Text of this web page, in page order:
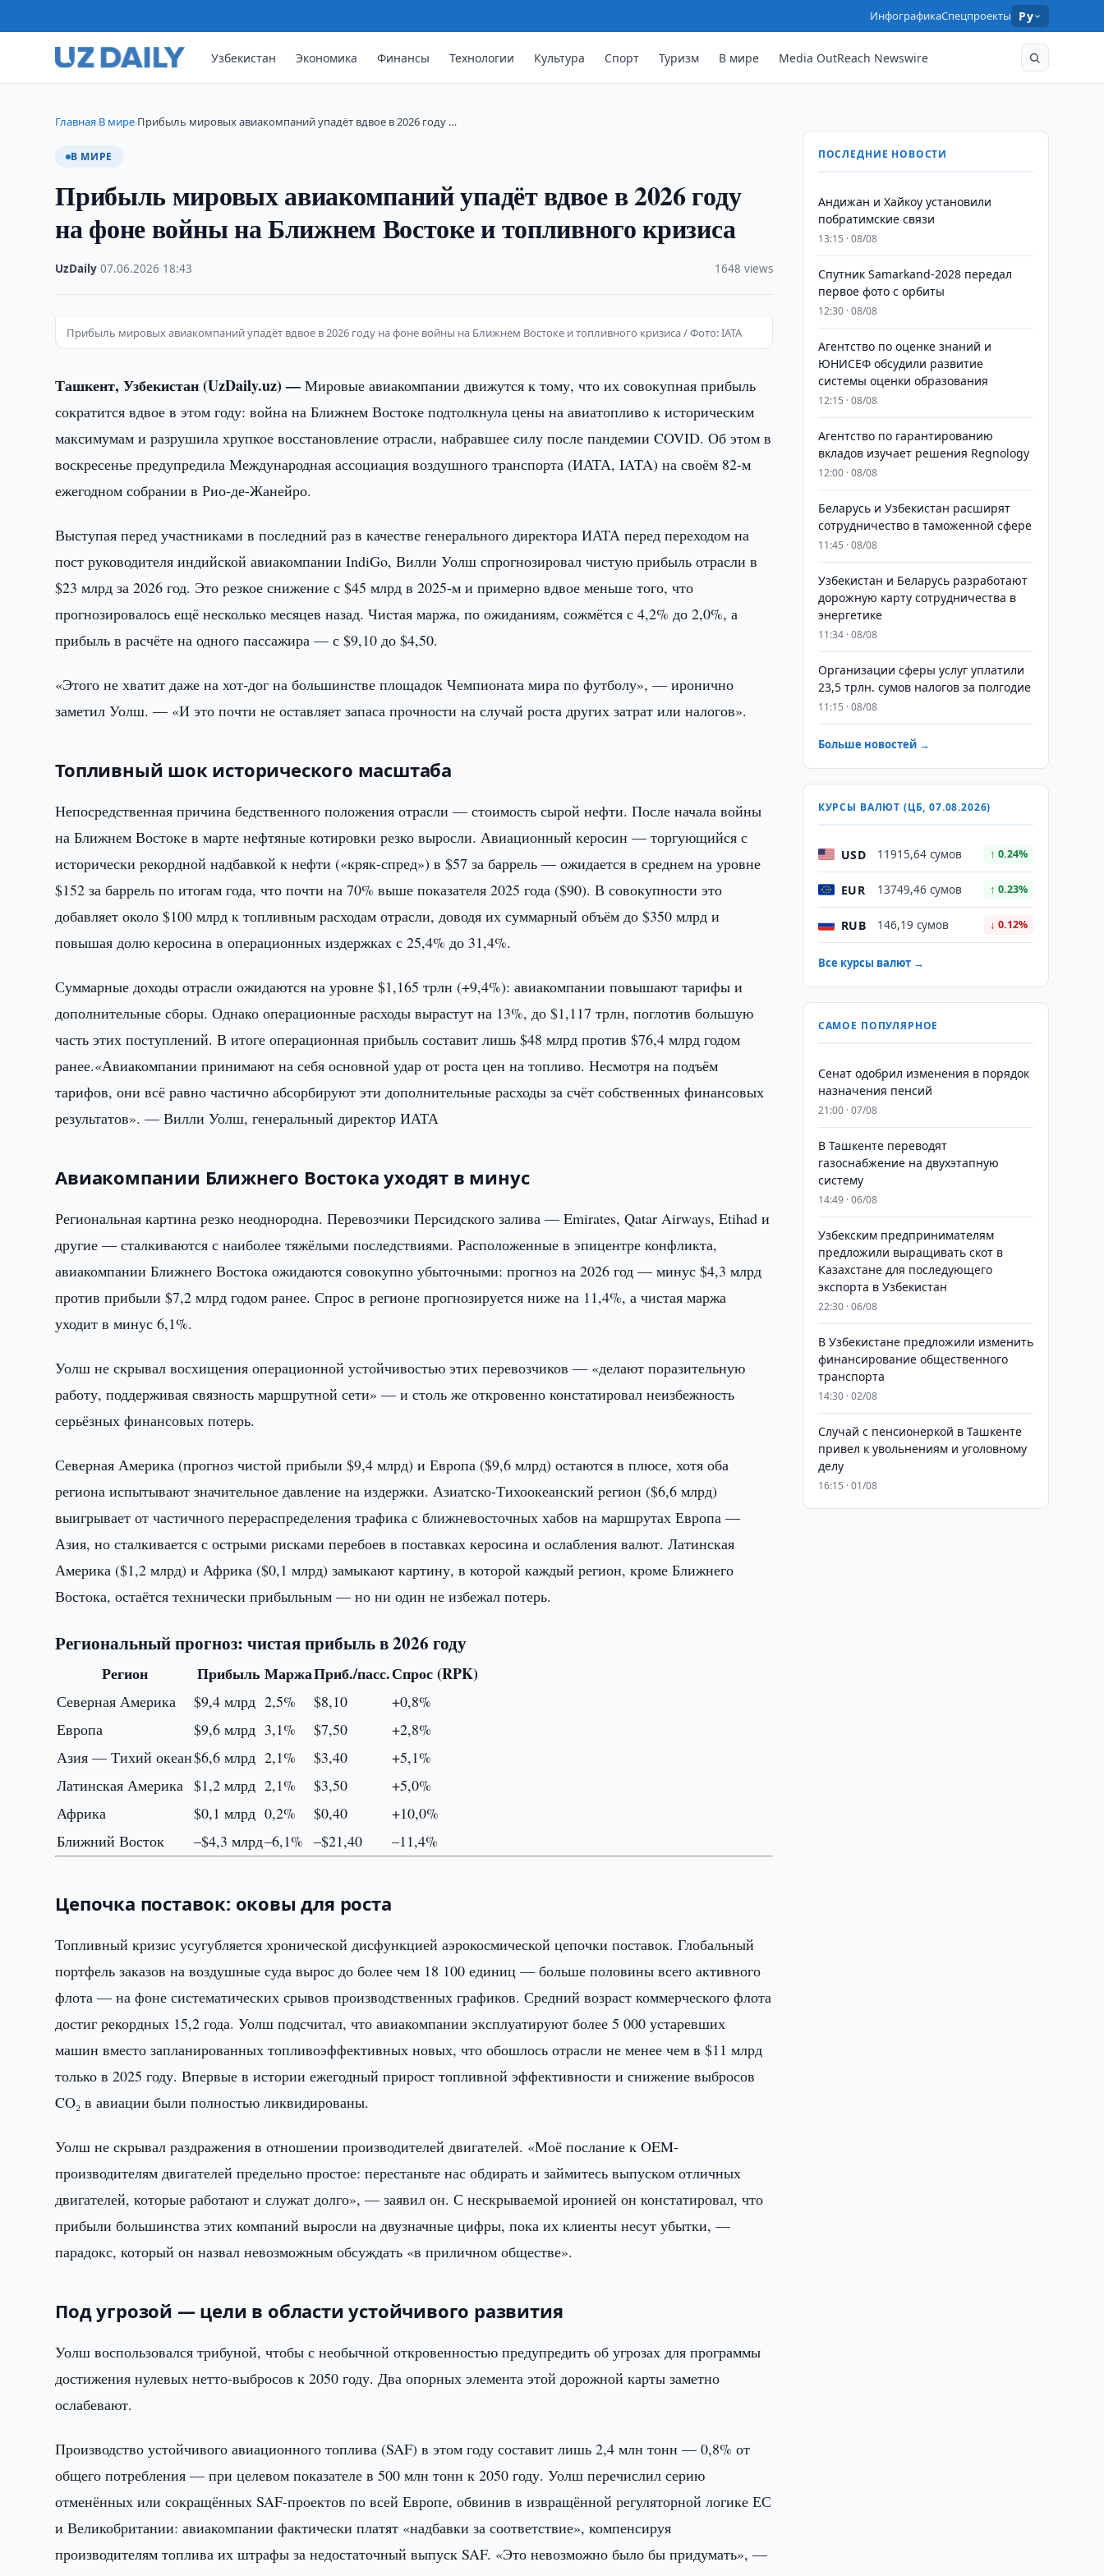
ИнфографикаСпецпроекты Ру
Узбекистан Экономика Финансы Технологии Культура Спорт Туризм В мире Media OutReach Newswire
Главная›В мире›Прибыль мировых авиакомпаний упадёт вдвое в 2026 году …
В МИРЕ
Прибыль мировых авиакомпаний упадёт вдвое в 2026 году
на фоне войны на Ближнем Востоке и топливного кризиса
UzDaily ·07.06.2026 18:43 1648 views
Прибыль мировых авиакомпаний упадёт вдвое в 2026 году на фоне войны на Ближнем Востоке и топливного кризиса / Фото: IATA
Ташкент, Узбекистан (UzDaily.uz) —Мировые авиакомпании движутся к тому, что их совокупная прибыль
сократится вдвое в этом году: война на Ближнем Востоке подтолкнула цены на авиатопливо к историческим
максимумам и разрушила хрупкое восстановление отрасли, набравшее силу после пандемии COVID. Об этом в
воскресенье предупредила Международная ассоциация воздушного транспорта (ИАТА, IATA) на своём 82-м
ежегодном собрании в Рио-де-Жанейро.
Выступая перед участниками в последний раз в качестве генерального директора ИАТА перед переходом на
пост руководителя индийской авиакомпании IndiGo, Вилли Уолш спрогнозировал чистую прибыль отрасли в
$23 млрд за 2026 год. Это резкое снижение с $45 млрд в 2025-м и примерно вдвое меньше того, что
прогнозировалось ещё несколько месяцев назад. Чистая маржа, по ожиданиям, сожмётся с 4,2% до 2,0%, а
прибыль в расчёте на одного пассажира — с $9,10 до $4,50.
«Этого не хватит даже на хот-дог на большинстве площадок Чемпионата мира по футболу», — иронично
заметил Уолш. — «И это почти не оставляет запаса прочности на случай роста других затрат или налогов».
Топливный шок исторического масштаба
Непосредственная причина бедственного положения отрасли — стоимость сырой нефти. После начала войны
на Ближнем Востоке в марте нефтяные котировки резко выросли. Авиационный керосин — торгующийся с
исторически рекордной надбавкой к нефти («кряк-спред») в $57 за баррель — ожидается в среднем на уровне
$152 за баррель по итогам года, что почти на 70% выше показателя 2025 года ($90). В совокупности это
добавляет около $100 млрд к топливным расходам отрасли, доводя их суммарный объём до $350 млрд и
повышая долю керосина в операционных издержках с 25,4% до 31,4%.
Суммарные доходы отрасли ожидаются на уровне $1,165 трлн (+9,4%): авиакомпании повышают тарифы и
дополнительные сборы. Однако операционные расходы вырастут на 13%, до $1,117 трлн, поглотив большую
часть этих поступлений. В итоге операционная прибыль составит лишь $48 млрд против $76,4 млрд годом
ранее.«Авиакомпании принимают на себя основной удар от роста цен на топливо. Несмотря на подъём
тарифов, они всё равно частично абсорбируют эти дополнительные расходы за счёт собственных финансовых
результатов». — Вилли Уолш, генеральный директор ИАТА
Авиакомпании Ближнего Востока уходят в минус
Региональная картина резко неоднородна. Перевозчики Персидского залива — Emirates, Qatar Airways, Etihad и
другие — сталкиваются с наиболее тяжёлыми последствиями. Расположенные в эпицентре конфликта,
авиакомпании Ближнего Востока ожидаются совокупно убыточными: прогноз на 2026 год — минус $4,3 млрд
против прибыли $7,2 млрд годом ранее. Спрос в регионе прогнозируется ниже на 11,4%, а чистая маржа
уходит в минус 6,1%.
Уолш не скрывал восхищения операционной устойчивостью этих перевозчиков — «делают поразительную
работу, поддерживая связность маршрутной сети» — и столь же откровенно констатировал неизбежность
серьёзных финансовых потерь.
Северная Америка (прогноз чистой прибыли $9,4 млрд) и Европа ($9,6 млрд) остаются в плюсе, хотя оба
региона испытывают значительное давление на издержки. Азиатско-Тихоокеанский регион ($6,6 млрд)
выигрывает от частичного перераспределения трафика с ближневосточных хабов на маршрутах Европа —
Азия, но сталкивается с острыми рисками перебоев в поставках керосина и ослабления валют. Латинская
Америка ($1,2 млрд) и Африка ($0,1 млрд) замыкают картину, в которой каждый регион, кроме Ближнего
Востока, остаётся технически прибыльным — но ни один не избежал потерь.
Региональный прогноз: чистая прибыль в 2026 году
Регион Прибыль МаржаПриб./пасс.Спрос (RPK)
Северная Америка $9,4 млрд 2,5% $8,10
+0,8%
Европа
$9,6 млрд 3,1% $7,50
+2,8%
Азия — Тихий океан$6,6 млрд 2,1% $3,40
+5,1%
Латинская Америка $1,2 млрд 2,1% $3,50
+5,0%
Африка
$0,1 млрд 0,2% $0,40
+10,0%
Ближний Восток
–$4,3 млрд–6,1% –$21,40 –11,4%
Цепочка поставок: оковы для роста
Топливный кризис усугубляется хронической дисфункцией аэрокосмической цепочки поставок. Глобальный
портфель заказов на воздушные суда вырос до более чем 18 100 единиц — больше половины всего активного
флота — на фоне систематических срывов производственных графиков. Средний возраст коммерческого флота
достиг рекордных 15,2 года. Уолш подсчитал, что авиакомпании эксплуатируют более 5 000 устаревших
машин вместо запланированных топливоэффективных новых, что обошлось отрасли не менее чем в $11 млрд
только в 2025 году. Впервые в истории ежегодный прирост топливной эффективности и снижение выбросов
CO₂ в авиации были полностью ликвидированы.
Уолш не скрывал раздражения в отношении производителей двигателей. «Моё послание к OEM-
производителям двигателей предельно простое: перестаньте нас обдирать и займитесь выпуском отличных
двигателей, которые работают и служат долго», — заявил он. С нескрываемой иронией он констатировал, что
прибыли большинства этих компаний выросли на двузначные цифры, пока их клиенты несут убытки, —
парадокс, который он назвал невозможным обсуждать «в приличном обществе».
Под угрозой — цели в области устойчивого развития
Уолш воспользовался трибуной, чтобы с необычной откровенностью предупредить об угрозах для программы
достижения нулевых нетто-выбросов к 2050 году. Два опорных элемента этой дорожной карты заметно
ослабевают.
Производство устойчивого авиационного топлива (SAF) в этом году составит лишь 2,4 млн тонн — 0,8% от
общего потребления — при целевом показателе в 500 млн тонн к 2050 году. Уолш перечислил серию
отменённых или сокращённых SAF-проектов по всей Европе, обвинив в извращённой регуляторной логике ЕС
и Великобритании: авиакомпании фактически платят «надбавки за соответствие», компенсируя
производителям топлива их штрафы за недостаточный выпуск SAF. «Это невозможно было бы придумать», —
ПОСЛЕДНИЕ НОВОСТИ
Андижан и Хайкоу установили
побратимские связи
13:15 · 08/08
Спутник Samarkand-2028 передал
первое фото с орбиты
12:30 · 08/08
Агентство по оценке знаний и
ЮНИСЕФ обсудили развитие
системы оценки образования
12:15 · 08/08
Агентство по гарантированию
вкладов изучает решения Regnology
12:00 · 08/08
Беларусь и Узбекистан расширят
сотрудничество в таможенной сфере
11:45 · 08/08
Узбекистан и Беларусь разработают
дорожную карту сотрудничества в
энергетике
11:34 · 08/08
Организации сферы услуг уплатили
23,5 трлн. сумов налогов за полгодие
11:15 · 08/08
Больше новостей →
КУРСЫ ВАЛЮТ (ЦБ, 07.08.2026)
USD 11915,64 сумов ↑ 0.24%
EUR 13749,46 сумов ↑ 0.23%
RUB 146,19 сумов ↓ 0.12%
Все курсы валют →
САМОЕ ПОПУЛЯРНОЕ
Сенат одобрил изменения в порядок
назначения пенсий
21:00 · 07/08
В Ташкенте переводят
газоснабжение на двухэтапную
систему
14:49 · 06/08
Узбекским предпринимателям
предложили выращивать скот в
Казахстане для последующего
экспорта в Узбекистан
22:30 · 06/08
В Узбекистане предложили изменить
финансирование общественного
транспорта
14:30 · 02/08
Случай с пенсионеркой в Ташкенте
привел к увольнениям и уголовному
делу
16:15 · 01/08